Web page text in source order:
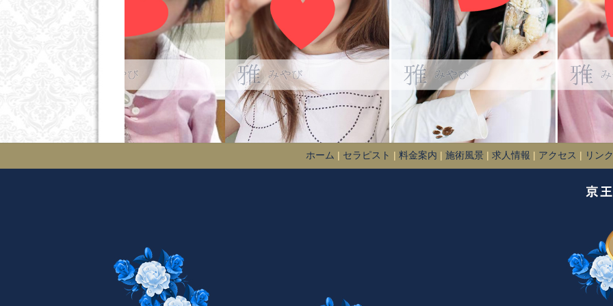
ホーム | セラピスト | 料金案内 | 施術風景 | 求人情報 | アクセス | リンク